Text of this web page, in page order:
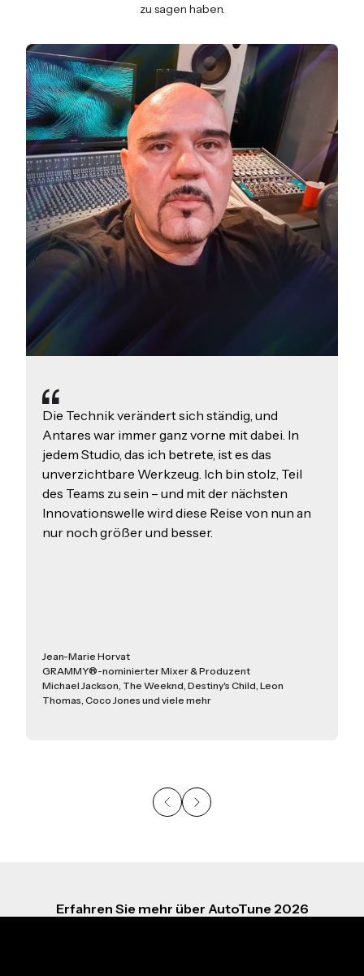
zu sagen haben.
Folie 1 von 3
AutoTune ist ein fester Bestandteil meiner
Songs. Es ist das einzige Plugin, das ich in
jedem einzelnen Song mit Gesang verwende.
Das neue Layout macht es noch schneller und
einfacher.
Zedd
GRAMMY®-prämierter Künstler und Produzent
Justin Bieber, Lady Gaga, Ariana Grande, Katy Perry
Folie 1 von 5Erfahren Sie mehr über AutoTune 2026